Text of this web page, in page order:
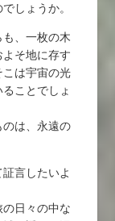
しょうか。
、一枚の木
そ地に存す
は宇宙の光
ことでしょ
は、永遠の
言したいよ
日々の中な